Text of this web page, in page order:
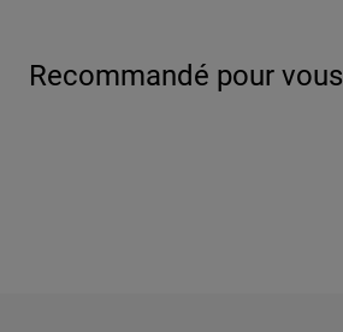
Recommandé pour vous